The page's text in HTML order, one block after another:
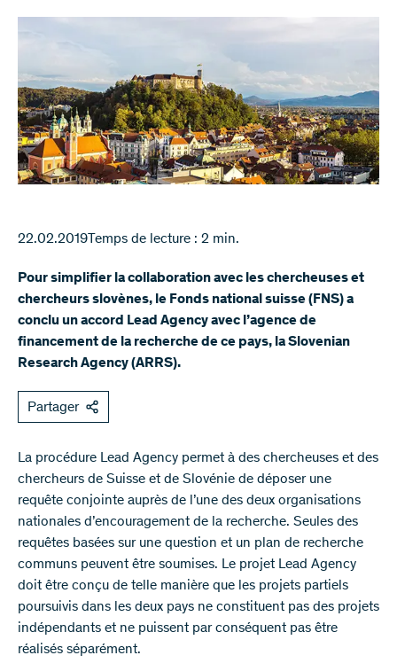
22.02.2019Temps de lecture : 2 min.
Pour simplifier la collaboration avec les chercheuses et
chercheurs slovènes, le Fonds national suisse (FNS) a
conclu un accord Lead Agency avec l’agence de
financement de la recherche de ce pays, la Slovenian
Research Agency (ARRS).
Partager
La procédure Lead Agency permet à des chercheuses et des
chercheurs de Suisse et de Slovénie de déposer une
requête conjointe auprès de l’une des deux organisations
nationales d’encouragement de la recherche. Seules des
requêtes basées sur une question et un plan de recherche
communs peuvent être soumises. Le projet Lead Agency
doit être conçu de telle manière que les projets partiels
poursuivis dans les deux pays ne constituent pas des projets
indépendants et ne puissent par conséquent pas être
réalisés séparément.